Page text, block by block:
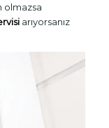
olmazsa
arıyorsanız